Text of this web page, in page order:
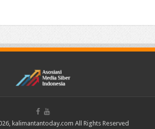
kalimantantoday.com All Rights Reserved